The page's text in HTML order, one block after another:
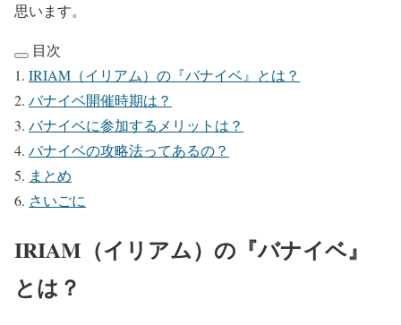
思います。
目次
IRIAM（イリアム）の『バナイベ』とは？
バナイベ開催時期は？
バナイベに参加するメリットは？
バナイベの攻略法ってあるの？
まとめ
さいごに
IRIAM（イリアム）の『バナイベ』
とは？